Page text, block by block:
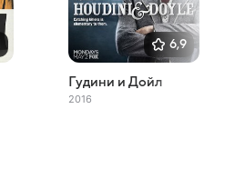
6,9
Гудини и Дойл
2016